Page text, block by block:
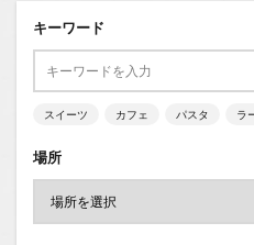
キーワード
スイーツ カフェ パスタ ラ
場所